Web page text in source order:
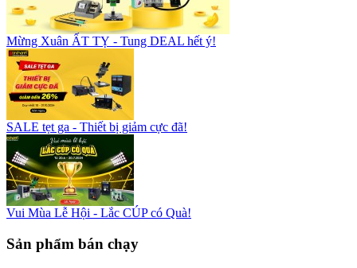
Mừng Xuân ẤT TỴ - Tung DEAL hết ý!
SALE tẹt ga - Thiết bị giảm cực đã!
Vui Mùa Lễ Hội - Lắc CÚP có Quà!
Sản phẩm bán chạy